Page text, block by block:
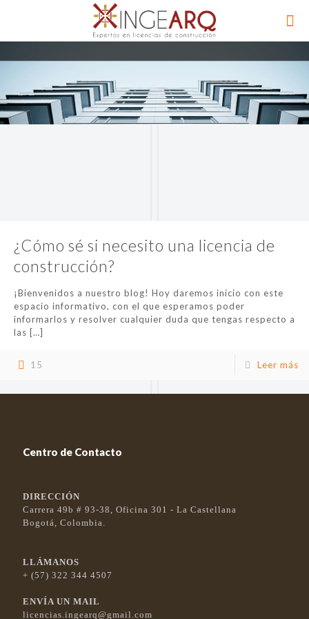
¿Cómo sé si necesito una licencia de
construcción?
¡Bienvenidos a nuestro blog! Hoy daremos inicio con este
espacio informativo, con el que esperamos poder
informarlos y resolver cualquier duda que tengas respecto a
las […]
15 Leer más
Centro de Contacto
DIRECCIÓN
Carrera 49b # 93-38, Oficina 301 - La Castellana
Bogotá, Colombia.
LLÁMANOS
+ (57) 322 344 4507
ENVÍA UN MAIL
licencias.ingearq@gmail.com